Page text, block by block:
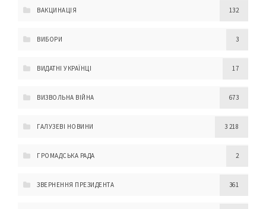
ВАКЦИНАЦІЯ 132
ВИБОРИ 3
ВИДАТНІ УКРАЇНЦІ 17
ВИЗВОЛЬНА ВІЙНА 673
ГАЛУЗЕВІ НОВИНИ 3 218
ГРОМАДСЬКА РАДА 2
ЗВЕРНЕННЯ ПРЕЗИДЕНТА 361